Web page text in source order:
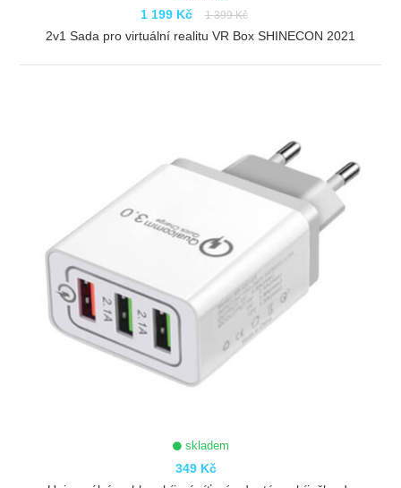
1 199 Kč 1 399 Kč
2v1 Sada pro virtuální realitu VR Box SHINECON 2021
skladem
349 Kč